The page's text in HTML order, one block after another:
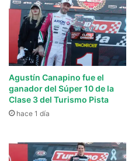
Agustín Canapino fue el
ganador del Súper 10 de la
Clase 3 del Turismo Pista
hace 1 día